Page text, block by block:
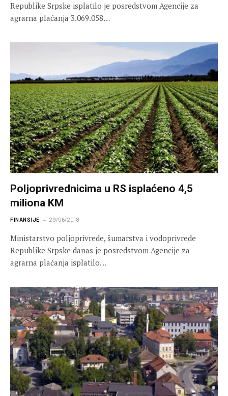
Republike Srpske isplatilo je posredstvom Agencije za
agrarna plaćanja 3.069.058…
Poljoprivrednicima u RS isplaćeno 4,5
miliona KM
FINANSIJE 29/06/2018
Ministarstvo poljoprivrede, šumarstva i vodoprivrede
Republike Srpske danas je posredstvom Agencije za
agrarna plaćanja isplatilo…